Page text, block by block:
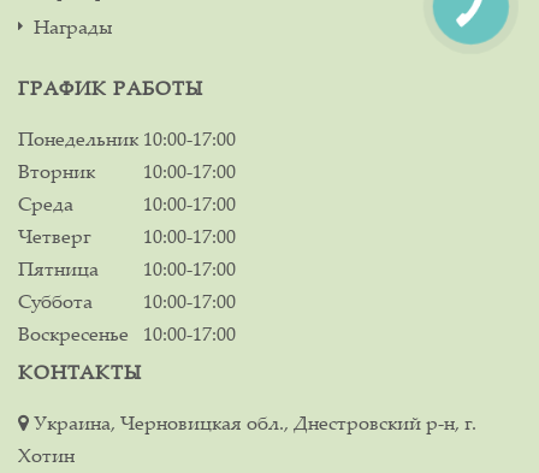
Награды
ГРАФИК РАБОТЫ
Понедельник 10:00-17:00
Вторник
10:00-17:00
Среда
10:00-17:00
Четверг
10:00-17:00
Пятница
10:00-17:00
Суббота
10:00-17:00
Воскресенье
10:00-17:00
КОНТАКТЫ
Украина, Черновицкая обл., Днестровский р-н, г.
Хотин